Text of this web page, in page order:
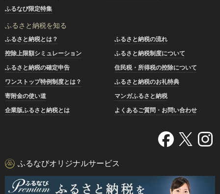
ふるなび限定特集
ふるさと納税を知る
ふるさと納税とは？
ふるさと納税の流れ
控除上限額シミュレーション
ふるさと納税制度について
ふるさと納税の確定申告
住民税・所得税の控除について
ワンストップ特例制度とは？
ふるさと納税のお礼特典
寄附金の使い道
マンガふるさと納税
企業版ふるさと納税とは
よくあるご質問・お問い合わせ
ふるなびオリジナルサービス